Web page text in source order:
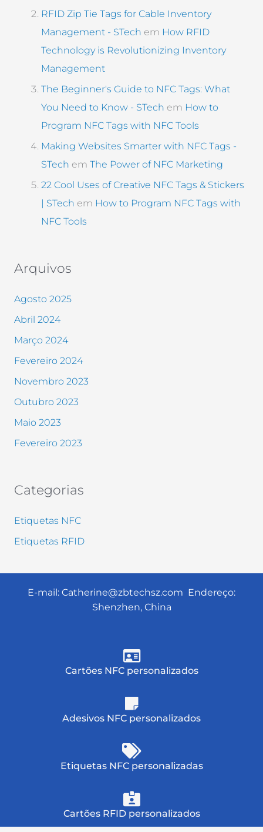
RFID Zip Tie Tags for Cable Inventory
Management - STech em How RFID
Technology is Revolutionizing Inventory
Management
The Beginner's Guide to NFC Tags: What
You Need to Know - STech em How to
Program NFC Tags with NFC Tools
Making Websites Smarter with NFC Tags -
STech emThe Power of NFC Marketing
22 Cool Uses of Creative NFC Tags & Stickers
| STech em How to Program NFC Tags with
NFC Tools
Arquivos
Agosto 2025
Abril 2024
Março 2024
Fevereiro 2024
Novembro 2023
Outubro 2023
Maio 2023
Fevereiro 2023
Categorias
Etiquetas NFC
Etiquetas RFID
E-mail: Catherine@zbtechsz.com Endereço:
Shenzhen, China
Cartões NFC personalizados
Adesivos NFC personalizados
Etiquetas NFC personalizadas
Cartões RFID personalizados